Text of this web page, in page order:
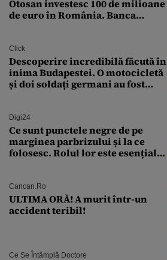
Otosan investesc 100 de milioane
de euro în România. Banca
Click
Descoperire incredibilă făcută în
inima Budapestei. O motocicletă
și doi soldați germani au fost
Digi24
Ce sunt punctele negre de pe
marginea parbrizului și la ce
folosesc. Rolul lor este esențial
Cancan.ro
ULTIMA ORĂ! A murit într-un
accident teribil!
Ce Se Întâmplă Doctore